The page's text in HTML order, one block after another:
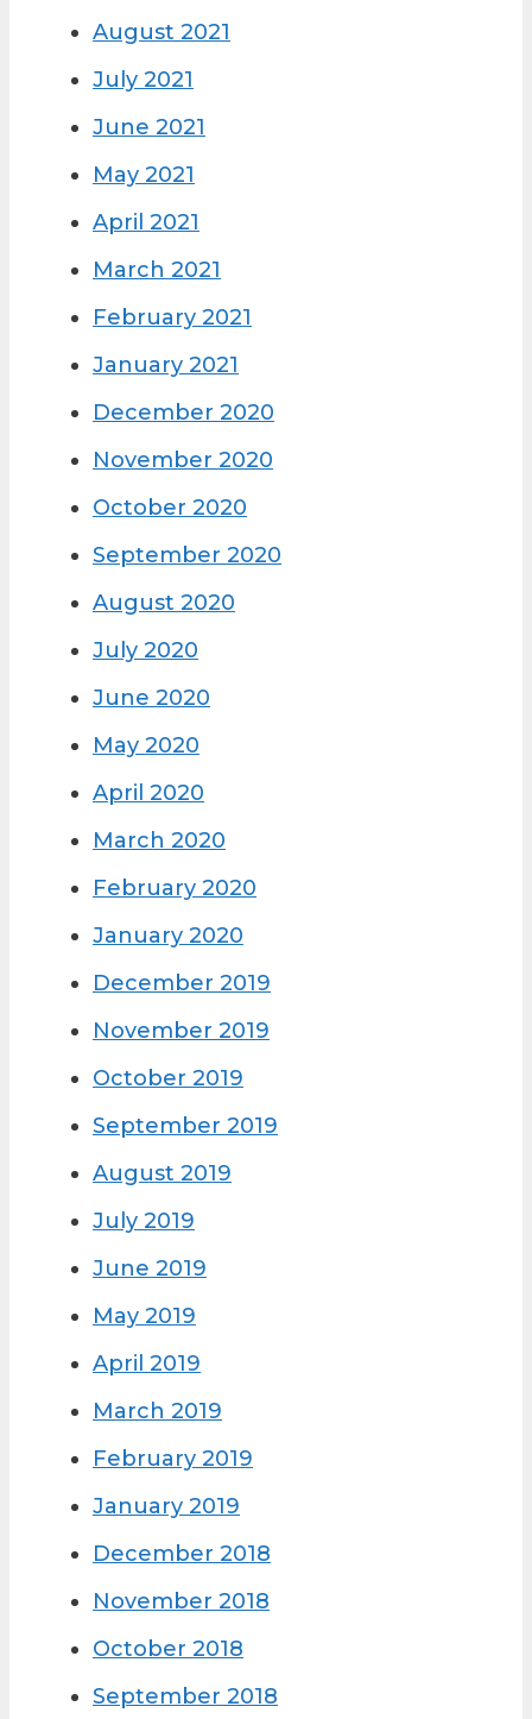
August 2021
July 2021
June 2021
May 2021
April 2021
March 2021
February 2021
January 2021
December 2020
November 2020
October 2020
September 2020
August 2020
July 2020
June 2020
May 2020
April 2020
March 2020
February 2020
January 2020
December 2019
November 2019
October 2019
September 2019
August 2019
July 2019
June 2019
May 2019
April 2019
March 2019
February 2019
January 2019
December 2018
November 2018
October 2018
September 2018